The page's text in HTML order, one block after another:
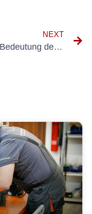
NEXT
Die Bedeutung der VDE 0100 0600 bei Elektroinstallationen verstehen